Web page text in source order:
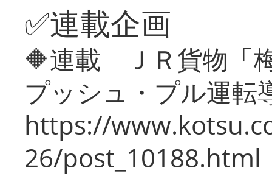
✅連載企画
🔶連載 ＪＲ貨物「
プッシュ・プル運転
https://
26/post_10188.html